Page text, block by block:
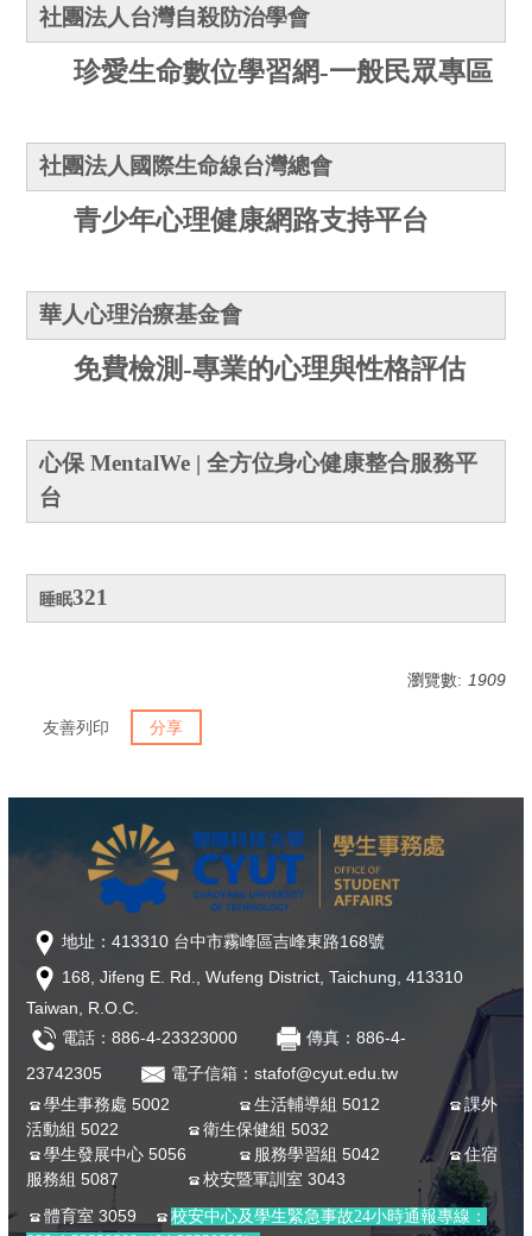
社團法人台灣自殺防治學會
珍愛生命數位學習網-一般民眾專區
社團法人國際生命線台灣總會
青少年心理健康網路支持平台
華人心理治療基金會
免費檢測-專業的心理與性格評估
心保 MentalWe | 全方位身心健康整合服務平
台
睡眠321
瀏覽數: 1909
友善列印 分享
地址：413310 台中市霧峰區吉峰東路168號
168, Jifeng E. Rd., Wufeng District, Taichung, 413310
Taiwan, R.O.C.
電話：886-4-23323000
傳真：886-4-
23742305
電子信箱：stafof@cyut.edu.tw
學生事務處 5002
生活輔導組 5012
課外
活動組 5022
衛生保健組 5032
學生發展中心 5056
服務學習組 5042
住宿
服務組 5087
校安暨軍訓室 3043
體育室 3059
校安中心及學生緊急事故24小時通報專線：